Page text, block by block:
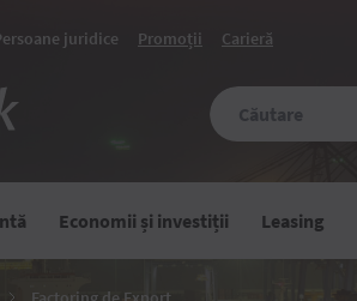
juridice Promoții Carieră
Economii și investiții Leasing
Factoring